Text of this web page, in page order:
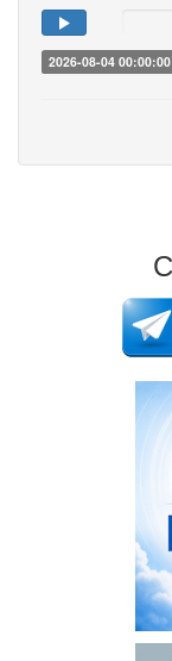
2026-08-04 00:00:00